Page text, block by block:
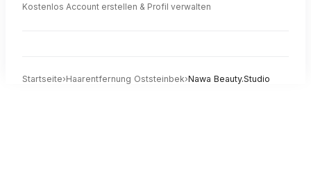
Kostenlos Account erstellen & Profil verwalten
Startseite›Haarentfernung Oststeinbek›Nawa Beauty.Studio